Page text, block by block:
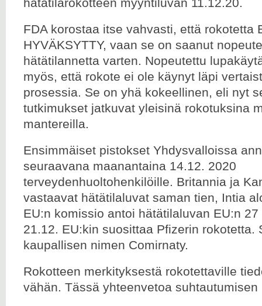
FDA korostaa itse vahvasti, että rokotetta
HYVÄKSYTTY, vaan se on saanut
hätätilannetta varten. Nopeutettu
myös, että rokote ei ole käynyt läpi
prosessia. Se on yhä kokeellinen, eli nyt
tutkimukset jatkuvat yleisinä rokotuksina
mantereilla.
Ensimmäiset pistokset Yhdysvalloissa
seuraavana maanantaina 14.12. 2020
terveydenhuoltohenkilöille. Britannia ja
vastaavat hätätilaluvat saman tien, Intia
EU:n komissio antoi hätätilaluvan EU:n
21.12. EU:kin suosittaa Pfizerin rokotetta.
kaupallisen nimen Comirnaty.
Rokotteen merkityksestä rokotettaville
vähän. Tässä yhteenvetoa suhtautumisen